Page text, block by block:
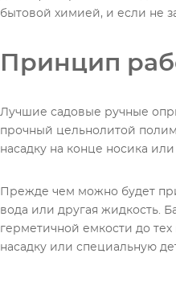
бытовой химией, и если не
Принцип
Лучшие садовые ручные
прочный цельнолитой
насадку на конце носика
Прежде чем можно будет
вода или другая жидкость.
герметичной емкости до
насадку или специальную